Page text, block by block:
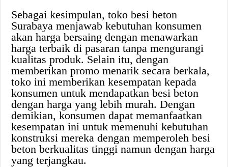
Sebagai kesimpulan, toko besi beton
Surabaya menjawab kebutuhan konsumen
akan harga bersaing dengan menawarkan
harga terbaik di pasaran tanpa mengurangi
kualitas produk. Selain itu, dengan
memberikan promo menarik secara berkala,
toko ini memberikan kesempatan kepada
konsumen untuk mendapatkan besi beton
dengan harga yang lebih murah. Dengan
demikian, konsumen dapat memanfaatkan
kesempatan ini untuk memenuhi kebutuhan
konstruksi mereka dengan memperoleh besi
beton berkualitas tinggi namun dengan harga
yang terjangkau.